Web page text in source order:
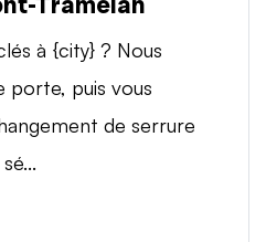
à {city} ? Nous
porte, puis vous
de serrure